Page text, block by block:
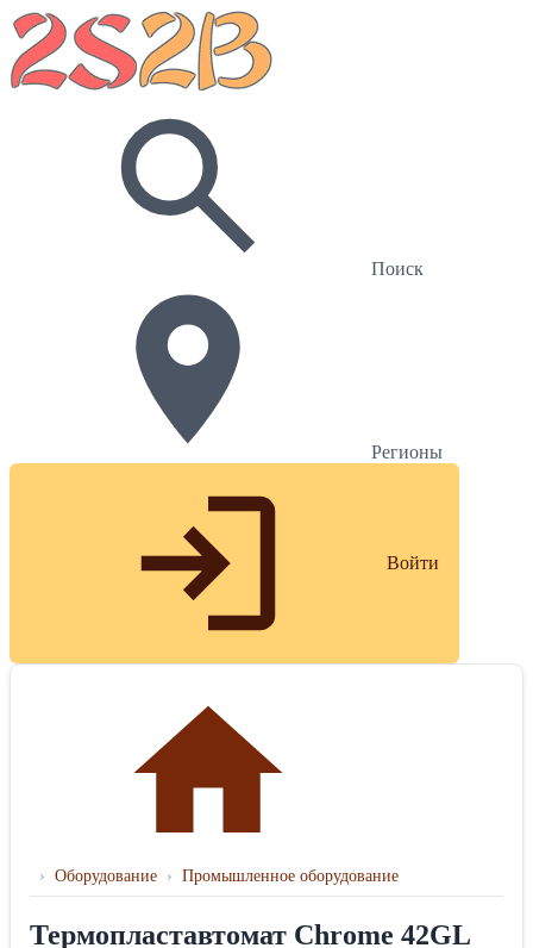
Поиск
Регионы
Войти
› Оборудование › Промышленное оборудование
Термопластавтомат Chrome 42GL